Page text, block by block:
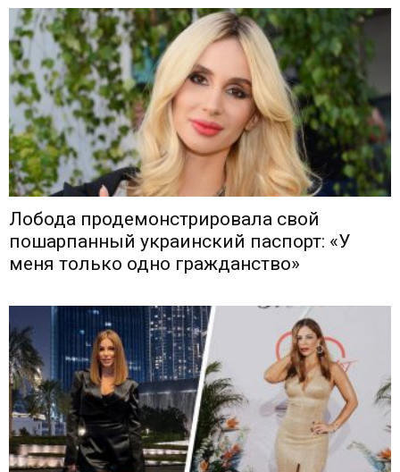
Лобода продемонстрировала свой
пошарпанный украинский паспорт: «У
меня только одно гражданство»